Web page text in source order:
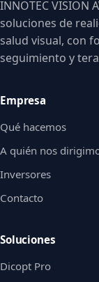
INNOTEC VISION
soluciones de
salud visual, con
seguimiento y
Empresa
Qué hacemos
A quién nos
Inversores
Contacto
Soluciones
Dicopt Pro